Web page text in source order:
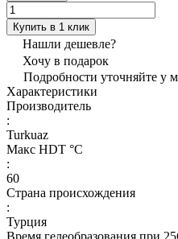
Купить в 1 клик
Нашли дешевле?
Хочу в подарок
Подробности уточняйте у
Характеристики
Производитель
:
Turkuaz
Макс HDT °С
:
60
Страна происхождения
:
Турция
Время гелеобразования при